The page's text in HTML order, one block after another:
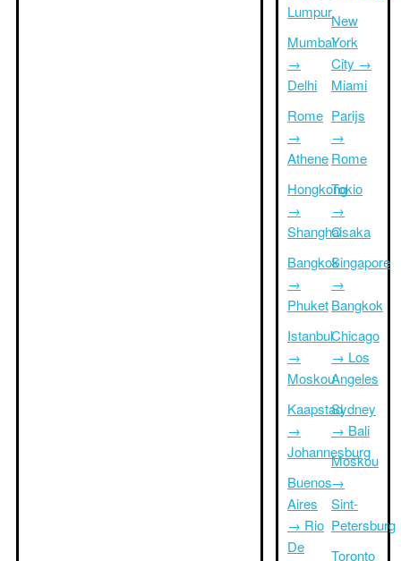
Lumpur
Mumbai
→
Delhi
Rome
→
Athene
Hongkong
→
Shanghai
Bangkok
→
Phuket
Istanbul
→
Moskou
Kaapstad
→
Johannesburg
Buenos
Aires
→ Rio
De
New
York
City →
Miami
Parijs
→
Rome
Tokio
→
Osaka
Singapore
→
Bangkok
Chicago
→ Los
Angeles
Sydney
→ Bali
Moskou
→
Sint-
Petersburg
Toronto